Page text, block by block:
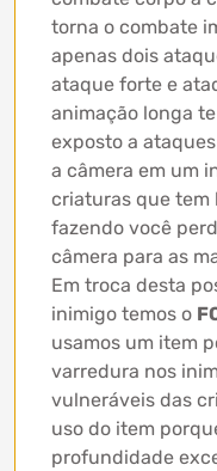
torna o combate
apenas dois
ataque forte e
animação longa
exposto a
a câmera em um
criaturas que tem
fazendo você
câmera para as
Em troca desta
inimigo temos o
usamos um item
varredura nos
vulneráveis das
uso do item
profundidade